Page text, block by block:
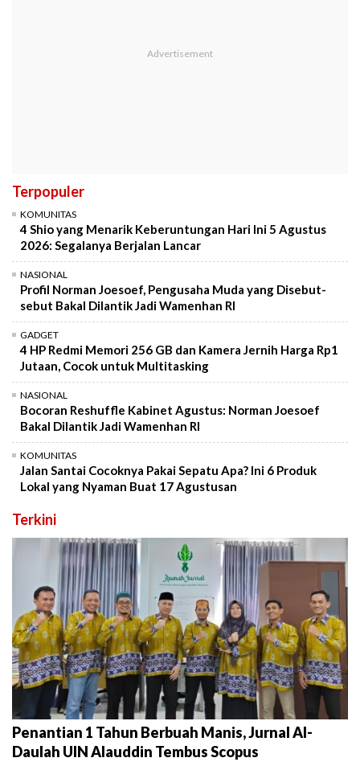
Terpopuler
KOMUNITAS
4 Shio yang Menarik Keberuntungan Hari Ini 5 Agustus
2026: Segalanya Berjalan Lancar
NASIONAL
Profil Norman Joesoef, Pengusaha Muda yang Disebut-
sebut Bakal Dilantik Jadi Wamenhan RI
GADGET
4 HP Redmi Memori 256 GB dan Kamera Jernih Harga Rp1
Jutaan, Cocok untuk Multitasking
NASIONAL
Bocoran Reshuffle Kabinet Agustus: Norman Joesoef
Bakal Dilantik Jadi Wamenhan RI
KOMUNITAS
Jalan Santai Cocoknya Pakai Sepatu Apa? Ini 6 Produk
Lokal yang Nyaman Buat 17 Agustusan
Terkini
Penantian 1 Tahun Berbuah Manis, Jurnal Al-
Daulah UIN Alauddin Tembus Scopus